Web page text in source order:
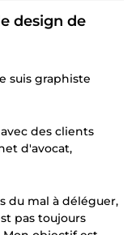
design de
suis graphiste
des clients
d'avocat,
du mal à déléguer,
pas toujours